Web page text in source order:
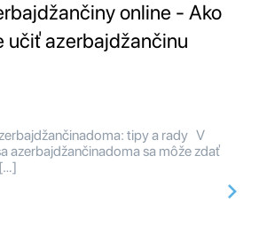
online - Ako
učiť azerbajdžančinu
tipy a rady V
azerbajdžančinadoma sa môže zdať